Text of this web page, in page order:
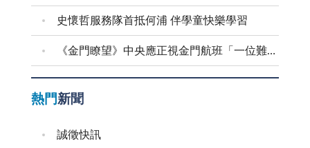
史懷哲服務隊首抵何浦 伴學童快樂學習
《金門瞭望》中央應正視金門航班「一位難求」問題
熱門新聞
誠徵快訊